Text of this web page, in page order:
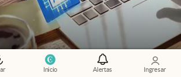
Inicio Alertas Ingresar
qué puede hacer la inteligencia